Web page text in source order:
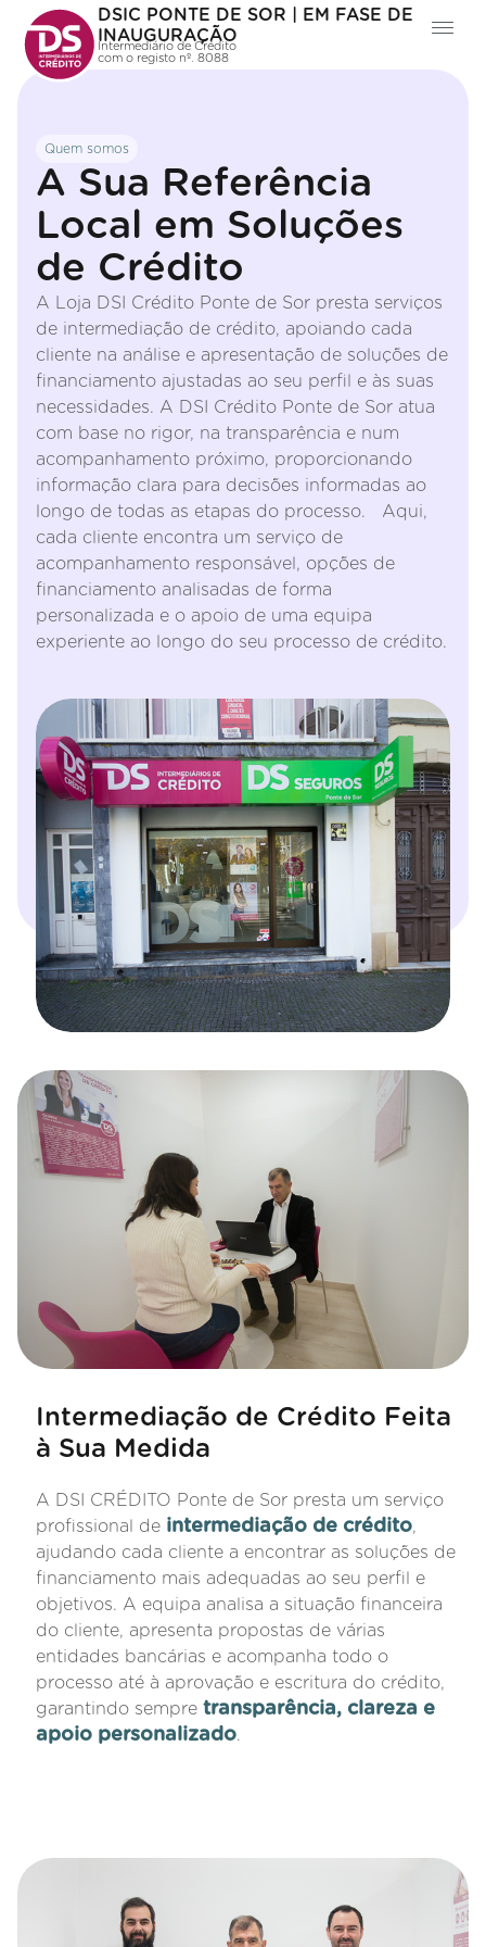
DSIC PONTE DE SOR | EM FASE DE
INAUGURAÇÃO
Intermediário de Crédito
com o registo nº. 8088
Quem somos
A Sua Referência
Local em Soluções
de Crédito
A Loja DSI Crédito Ponte de Sor presta serviços
de intermediação de crédito, apoiando cada
cliente na análise e apresentação de soluções de
financiamento ajustadas ao seu perfil e às suas
necessidades. A DSI Crédito Ponte de Sor atua
com base no rigor, na transparência e num
acompanhamento próximo, proporcionando
informação clara para decisões informadas ao
longo de todas as etapas do processo. Aqui,
cada cliente encontra um serviço de
acompanhamento responsável, opções de
financiamento analisadas de forma
personalizada e o apoio de uma equipa
experiente ao longo do seu processo de crédito.
Intermediação de Crédito Feita
à Sua Medida
A DSI CRÉDITO Ponte de Sor presta um serviço
profissional de intermediação de crédito,
ajudando cada cliente a encontrar as soluções de
financiamento mais adequadas ao seu perfil e
objetivos. A equipa analisa a situação financeira
do cliente, apresenta propostas de várias
entidades bancárias e acompanha todo o
processo até à aprovação e escritura do crédito,
garantindo sempre transparência, clareza e
apoio personalizado.